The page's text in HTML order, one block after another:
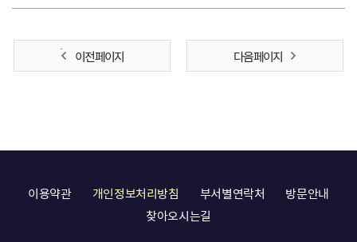
이전 페이지 다음 페이지
이용약관 개인정보처리방침 부서별연락처
방문안내
찾아오시는길